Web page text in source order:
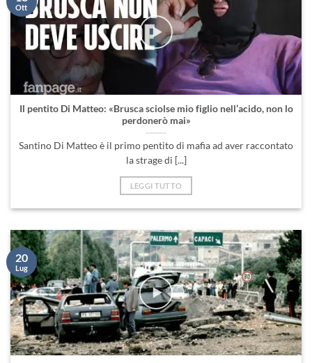
Il pentito Di Matteo: «Brusca sciolse mio figlio nell’acido, non lo
perdonerò mai»
Santino Di Matteo è il primo pentito di mafia ad aver raccontato
la strage di [...]
LEGGI TUTTO
Ott
20
Lug